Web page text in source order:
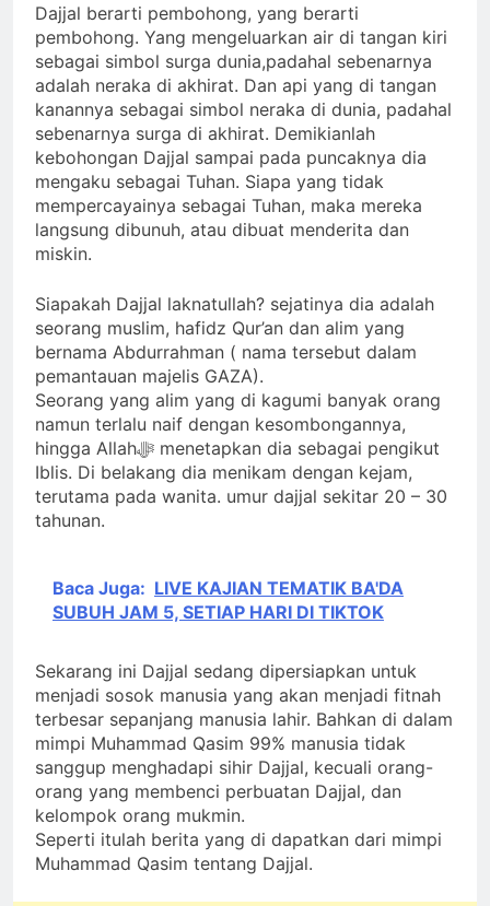
Dajjal berarti pembohong, yang berarti
pembohong. Yang mengeluarkan air di tangan kiri
sebagai simbol surga dunia,padahal sebenarnya
adalah neraka di akhirat. Dan api yang di tangan
kanannya sebagai simbol neraka di dunia, padahal
sebenarnya surga di akhirat. Demikianlah
kebohongan Dajjal sampai pada puncaknya dia
mengaku sebagai Tuhan. Siapa yang tidak
mempercayainya sebagai Tuhan, maka mereka
langsung dibunuh, atau dibuat menderita dan
miskin.
Siapakah Dajjal laknatullah? sejatinya dia adalah
seorang muslim, hafidz Qur’an dan alim yang
bernama Abdurrahman ( nama tersebut dalam
pemantauan majelis GAZA).
Seorang yang alim yang di kagumi banyak orang
namun terlalu naif dengan kesombongannya,
hingga Allahﷻ menetapkan dia sebagai pengikut
Iblis. Di belakang dia menikam dengan kejam,
terutama pada wanita. umur dajjal sekitar 20 – 30
tahunan.
Baca Juga: LIVE KAJIAN TEMATIK BA'DA
SUBUH JAM 5, SETIAP HARI DI TIKTOK
Sekarang ini Dajjal sedang dipersiapkan untuk
menjadi sosok manusia yang akan menjadi fitnah
terbesar sepanjang manusia lahir. Bahkan di dalam
mimpi Muhammad Qasim 99% manusia tidak
sanggup menghadapi sihir Dajjal, kecuali orang-
orang yang membenci perbuatan Dajjal, dan
kelompok orang mukmin.
Seperti itulah berita yang di dapatkan dari mimpi
Muhammad Qasim tentang Dajjal.